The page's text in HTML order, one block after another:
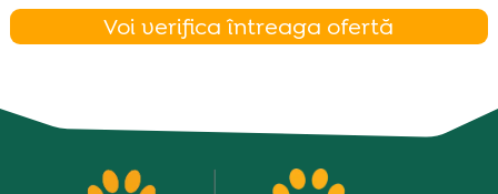
Voi verifica întreaga ofertă